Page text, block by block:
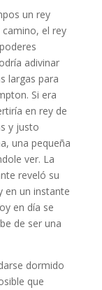
un rey
el rey
adivinar
largas para
Si era
en rey de
y justo
una pequeña
ver. La
reveló su
en un instante
en día se
de ser una
dormido
que